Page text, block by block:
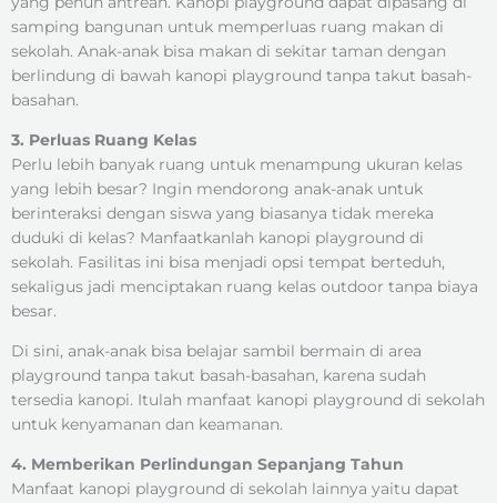
samping bangunan untuk memperluas ruang makan di
sekolah. Anak-anak bisa makan di sekitar taman dengan
berlindung di bawah kanopi playground tanpa takut basah-
basahan.
3. Perluas Ruang Kelas
Perlu lebih banyak ruang untuk menampung ukuran kelas
yang lebih besar? Ingin mendorong anak-anak untuk
berinteraksi dengan siswa yang biasanya tidak mereka
duduki di kelas? Manfaatkanlah kanopi playground di
sekolah. Fasilitas ini bisa menjadi opsi tempat berteduh,
sekaligus jadi menciptakan ruang kelas outdoor tanpa biaya
besar.
Di sini, anak-anak bisa belajar sambil bermain di area
playground tanpa takut basah-basahan, karena sudah
tersedia kanopi. Itulah manfaat kanopi playground di sekolah
untuk kenyamanan dan keamanan.
4. Memberikan Perlindungan Sepanjang Tahun
Manfaat kanopi playground di sekolah lainnya yaitu dapat